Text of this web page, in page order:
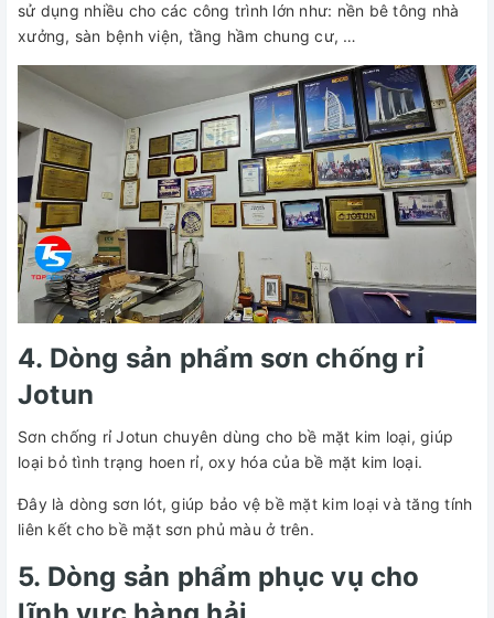
sử dụng nhiều cho các công trình lớn như: nền bê tông nhà
xưởng, sàn bệnh viện, tầng hầm chung cư, …
4. Dòng sản phẩm sơn chống rỉ
Jotun
Sơn chống rỉ Jotun chuyên dùng cho bề mặt kim loại, giúp
loại bỏ tình trạng hoen rỉ, oxy hóa của bề mặt kim loại.
Đây là dòng sơn lót, giúp bảo vệ bề mặt kim loại và tăng tính
liên kết cho bề mặt sơn phủ màu ở trên.
5. Dòng sản phẩm phục vụ cho